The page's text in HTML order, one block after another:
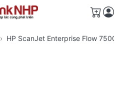
Giỏ
HP ScanJet Enterprise Flow